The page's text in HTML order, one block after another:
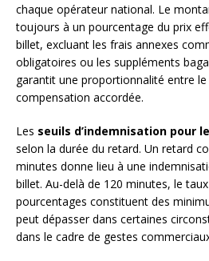
chaque opérateur national. Le
toujours à un pourcentage du prix
billet, excluant les frais annexes
obligatoires ou les suppléments
garantit une proportionnalité entre
compensation accordée.
Les seuils d’indemnisation pour
selon la durée du retard. Un retard
minutes donne lieu à une
billet. Au-delà de 120 minutes, le
pourcentages constituent des
peut dépasser dans certaines
dans le cadre de gestes